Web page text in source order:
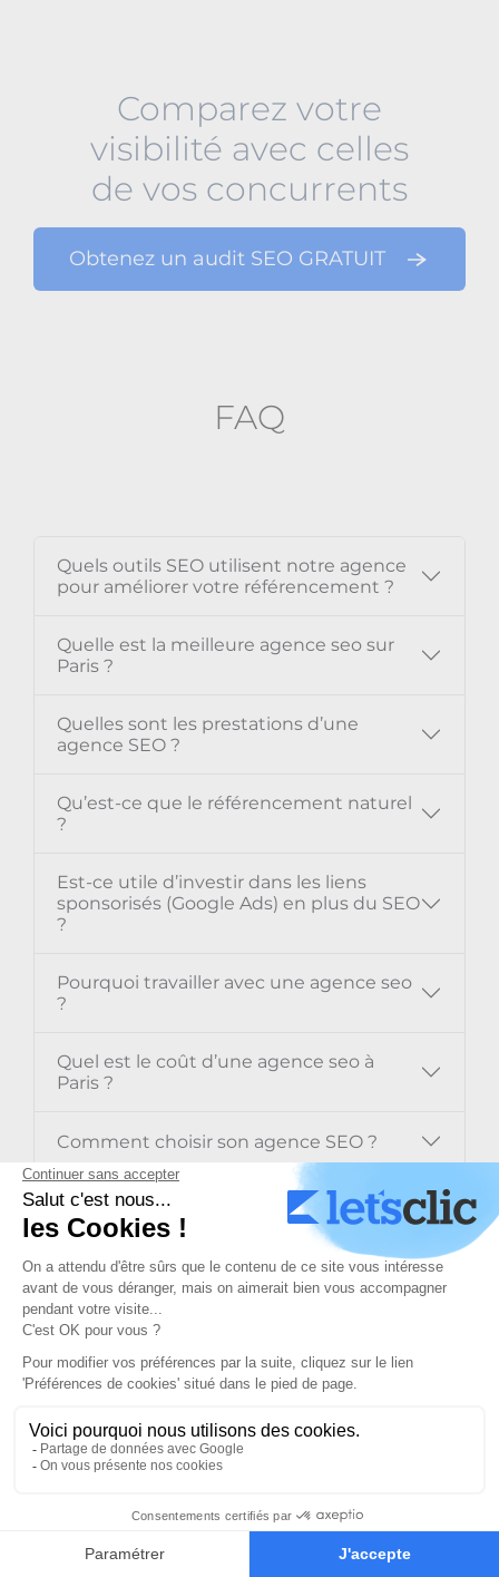
Comparez votre
visibilité avec celles
de vos concurrents
Obtenez un audit SEO GRATUIT
FAQ
Quels outils SEO utilisent notre agence
pour améliorer votre référencement ?
Quelle est la meilleure agence seo sur
Paris ?
Quelles sont les prestations d’une
agence SEO ?
Qu’est-ce que le référencement naturel
?
Est-ce utile d’investir dans les liens
sponsorisés (Google Ads) en plus du SEO
?
Pourquoi travailler avec une agence seo
?
Quel est le coût d’une agence seo à
Paris ?
Comment choisir son agence SEO ?
Quelle est la durée d’une prestation SEO
?
Quels sont les indicateurs de
performance à suivre lors d’un
accompagnement SEO ?
Avec qui serez-vous en contact au sein
Proposez-vous une prestation de
Dernières Tendances en SEO